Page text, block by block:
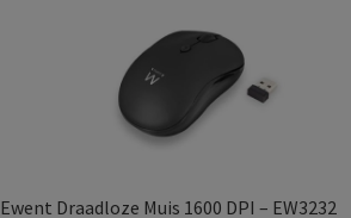
Ewent Draadloze Muis 1600 DPI – EW3232